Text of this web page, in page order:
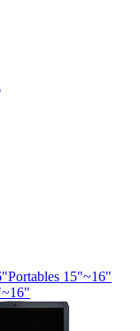
Portables 15"~16"